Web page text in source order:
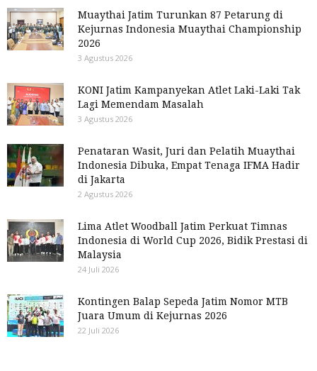
Muaythai Jatim Turunkan 87 Petarung di
Kejurnas Indonesia Muaythai Championship
2026
3 Agustus 2026
KONI Jatim Kampanyekan Atlet Laki-Laki Tak
Lagi Memendam Masalah
3 Agustus 2026
Penataran Wasit, Juri dan Pelatih Muaythai
Indonesia Dibuka, Empat Tenaga IFMA Hadir
di Jakarta
2 Agustus 2026
Lima Atlet Woodball Jatim Perkuat Timnas
Indonesia di World Cup 2026, Bidik Prestasi di
Malaysia
24 Juli 2026
Kontingen Balap Sepeda Jatim Nomor MTB
Juara Umum di Kejurnas 2026
22 Juli 2026